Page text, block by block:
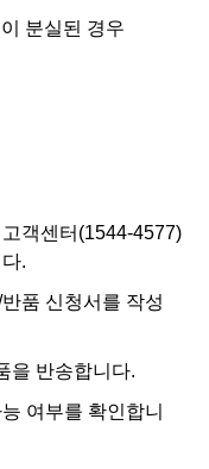
분실된 경우
객센터(1544-4577)
.
품 신청서를 작성
을 반송합니다.
여부를 확인합니